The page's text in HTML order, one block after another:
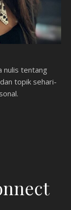
nulis tentang
topik sehari-